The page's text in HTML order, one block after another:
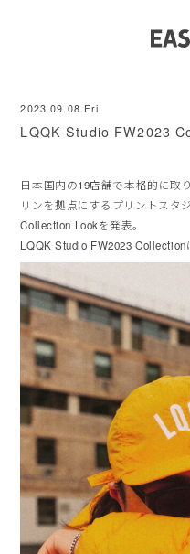
2023.09.08.Fri
LQQK Studio FW2023
日本国内の19店舗で本格的に取
リンを拠点にするプリントスタ
Collection Lookを発表。
LQQK Studio FW2023 Collection